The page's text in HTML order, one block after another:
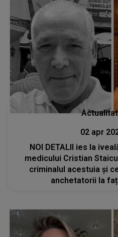
02 apr
NOI DETALII ies la
medicului Cristian
criminalul acestuia și
anchetatorii la